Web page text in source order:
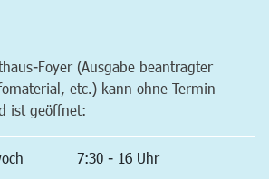
Foyer (Ausgabe beantragter
etc.) kann ohne Termin
ist geöffnet:
7:30 - 16 Uhr